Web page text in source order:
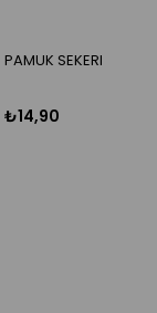
PAMUK SEKERI
₺14,90